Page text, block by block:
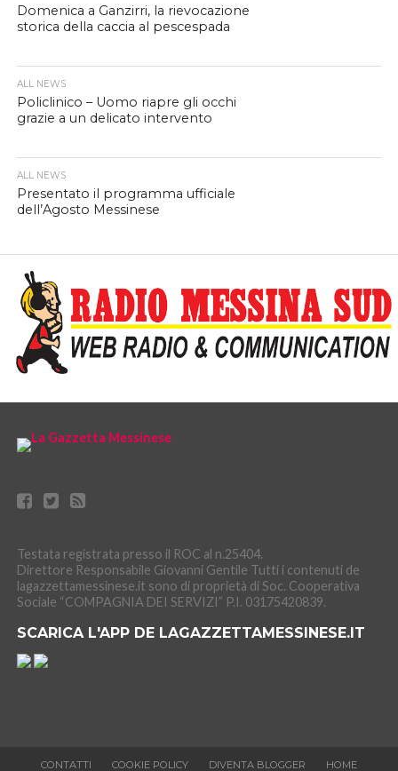
Domenica a Ganzirri, la rievocazione
storica della caccia al pescespada
ALL NEWS
Policlinico – Uomo riapre gli occhi
grazie a un delicato intervento
ALL NEWS
Presentato il programma ufficiale
dell’Agosto Messinese
Testata registrata presso il ROC al n.25404.
Direttore Responsabile Giovanni Gentile Tutti i contenuti de
lagazzettamessinese.it sono di proprietà di Soc. Cooperativa
Sociale “COMPAGNIA DEI SERVIZI” P.I. 03175420839.
SCARICA L'APP DE LAGAZZETTAMESSINESE.IT
CONTATTI COOKIE POLICY DIVENTA BLOGGER HOME